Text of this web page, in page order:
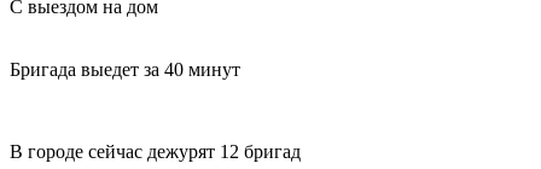
С выездом на дом
Бригада выедет за 40 минут
В городе сейчас дежурят 12 бригад